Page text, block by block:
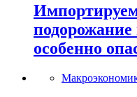
подорожание
особенно